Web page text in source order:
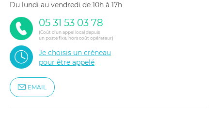
du lundi au vendredi de 10h à 17h
05 31 53 03 78
(Coût d'un appel local depuis
un poste fixe, hors coût opérateur)
Je choisis un créneau
pour être appelé
EMAIL